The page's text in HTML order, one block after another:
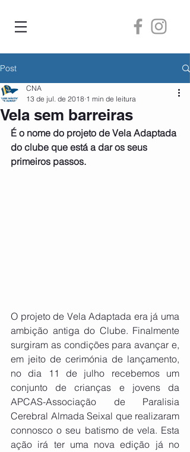
Post
Vela sem barreiras
CNA
13 de jul. de 2018 1 min de leitura
É o nome do projeto de Vela Adaptada
do clube que está a dar os seus
primeiros passos.
O projeto de Vela Adaptada era já uma
ambição antiga do Clube. Finalmente
surgiram as condições para avançar e,
em jeito de cerimónia de lançamento,
no dia 11 de julho recebemos um
conjunto de crianças e jovens da
APCAS-Associação de Paralisia
Cerebral Almada Seixal que realizaram
connosco o seu batismo de vela. Esta
ação irá ter uma nova edição já no